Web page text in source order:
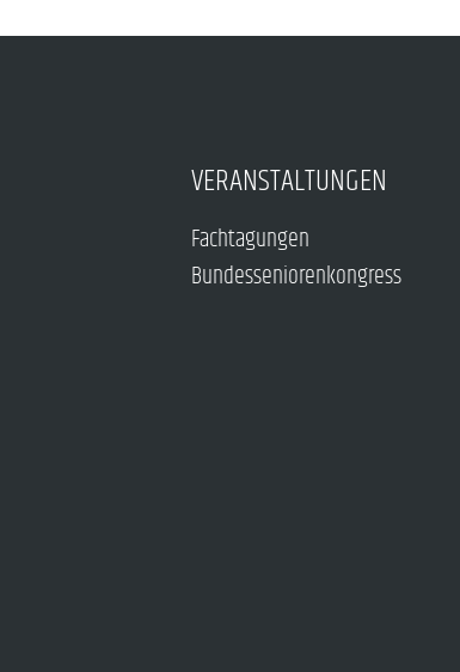
VERANSTALTUNGEN
Fachtagungen
Bundesseniorenkongress